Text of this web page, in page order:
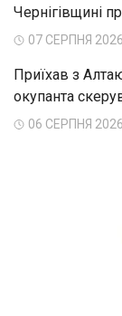
Чернігівщині
07 СЕРПНЯ
Приїхав з
окупанта
06 СЕРПНЯ